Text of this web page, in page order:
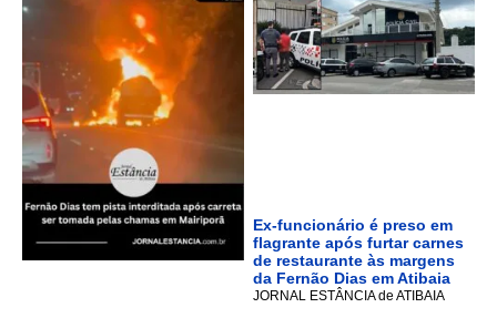
Ex-funcionário é preso em
flagrante após furtar carnes
de restaurante às margens
da Fernão Dias em Atibaia
JORNAL ESTÂNCIA de ATIBAIA